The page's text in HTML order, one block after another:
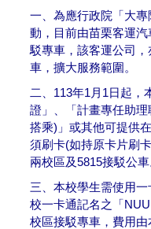
一、為應行政院「大
動，目前由苗栗客運
駁專車，該客運公司
車，擴大服務範圍。
二、113年1月1日起，
證」、「計畫專任助
搭乘)」或其他可提供
須刷卡(如持原卡片刷
兩校區及5815接駁公車
三、本校學生需使用
校一卡通記名之「
校區接駁專車，費用